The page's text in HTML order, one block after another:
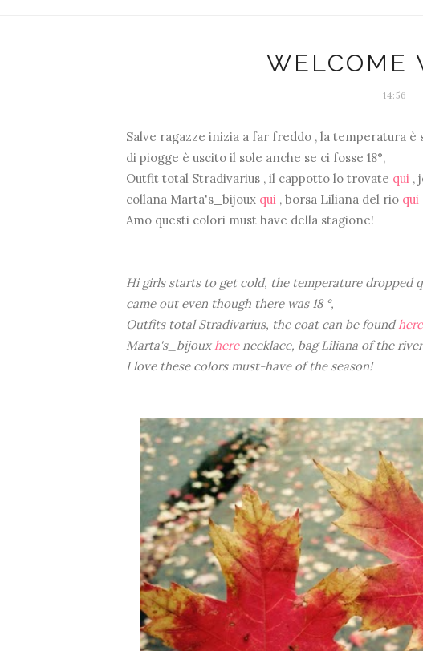
WELCOME
14:56
Salve ragazze inizia a far freddo , la temperatura
di piogge è uscito il sole anche se ci fosse 18°,
Outfit total Stradivarius , il cappotto lo trovate qui ,
collana Marta's_bijoux qui , borsa Liliana del rio qui
Amo questi colori must have della stagione!
Hi girls starts to get cold, the temperature dropped
came out even though there was 18 °,
Outfits total Stradivarius, the coat can be foundhere
Marta's_bijouxhere necklace, bag Liliana of the
I love these colors must-have of the season!